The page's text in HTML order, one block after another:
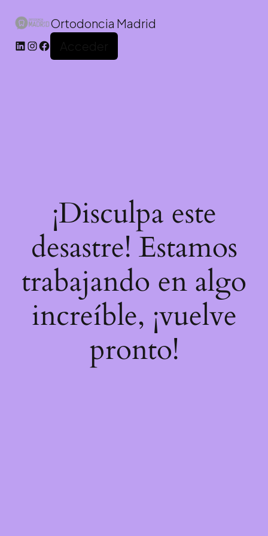
Ortodoncia Madrid
¡Disculpa este
desastre! Estamos
trabajando en algo
increíble, ¡vuelve
pronto!